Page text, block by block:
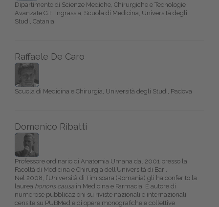
Dipartimento di Scienze Mediche, Chirurgiche e Tecnologie
Avanzate G.F. Ingrassia, Scuola di Medicina, Università degli
Studi, Catania
Raffaele De Caro
Scuola di Medicina e Chirurgia, Università degli Studi, Padova
Domenico Ribatti
Professore ordinario di Anatomia Umana dal 2001 presso la
Facoltà di Medicina e Chirurgia dell’Università di Bari.
Nel 2008, l’Università di Timisoara (Romania) gli ha conferito la
laurea honoris causa in Medicina e Farmacia. È autore di
numerose pubblicazioni su riviste nazionali e internazionali
censite su PUBMed e di opere monografiche e collettive